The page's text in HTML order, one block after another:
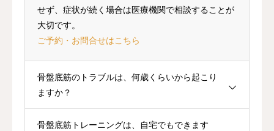
せず、症状が続く場合は医療機関で相談することが
大切です。
ご予約・お問合せはこちら
骨盤底筋のトラブルは、何歳くらいから起こり
ますか？
骨盤底筋トレーニングは、自宅でもできます